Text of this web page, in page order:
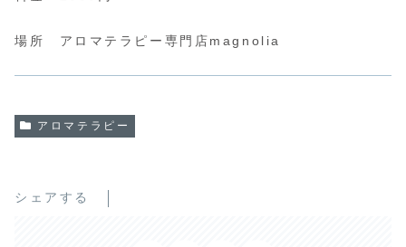
場所 アロマテラピー専門店magnolia
アロマテラピー
シェアする